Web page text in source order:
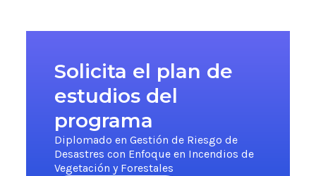
Solicita el plan de
estudios del
programa
Diplomado en Gestión de Riesgo de
Desastres con Enfoque en Incendios de
Vegetación y Forestales